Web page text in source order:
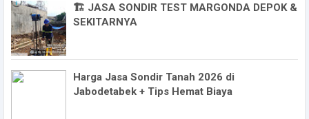
🏗️ JASA SONDIR TEST MARGONDA DEPOK &
SEKITARNYA
Harga Jasa Sondir Tanah 2026 di
Jabodetabek + Tips Hemat Biaya